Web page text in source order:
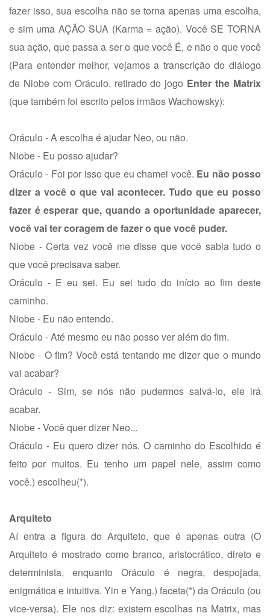
fazer isso, sua escolha não se torna apenas uma escolha,
e sim uma AÇÃO SUA (Karma = ação). Você SE TORNA
sua ação, que passa a ser o que você É, e não o que você
(Para entender melhor, vejamos a transcrição do diálogo
de Niobe com Oráculo, retirado do jogo Enter the Matrix
(que também foi escrito pelos irmãos Wachowsky):
Oráculo - A escolha é ajudar Neo, ou não.
Niobe - Eu posso ajudar?
Oráculo - Foi por isso que eu chamei você. Eu não posso
dizer a você o que vai acontecer. Tudo que eu posso
fazer é esperar que, quando a oportunidade aparecer,
você vai ter coragem de fazer o que você puder.
Niobe - Certa vez você me disse que você sabia tudo o
que você precisava saber.
Oráculo - E eu sei. Eu sei tudo do início ao fim deste
caminho.
Niobe - Eu não entendo.
Oráculo - Até mesmo eu não posso ver além do fim.
Niobe - O fim? Você está tentando me dizer que o mundo
vai acabar?
Oráculo - Sim, se nós não pudermos salvá-lo, ele irá
acabar.
Niobe - Você quer dizer Neo...
Oráculo - Eu quero dizer nós. O caminho do Escolhido é
feito por muitos. Eu tenho um papel nele, assim como
você.) escolheu(*).
Arquiteto
Aí entra a figura do Arquiteto, que é apenas outra (O
Arquiteto é mostrado como branco, aristocrático, direto e
determinista, enquanto Oráculo é negra, despojada,
enigmática e intuitiva. Yin e Yang.) faceta(*) da Oráculo (ou
vice-versa). Ele nos diz: existem escolhas na Matrix, mas